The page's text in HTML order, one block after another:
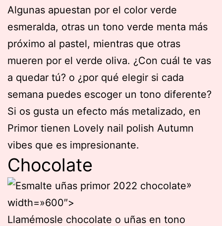
Algunas apuestan por el color verde
esmeralda, otras un tono verde menta más
próximo al pastel, mientras que otras
mueren por el verde oliva. ¿Con cuál te vas
a quedar tú? o ¿por qué elegir si cada
semana puedes escoger un tono diferente?
Si os gusta un efecto más metalizado, en
Primor tienen Lovely nail polish Autumn
vibes que es impresionante.
Chocolate
»
width=»600″>
Llamémosle chocolate o uñas en tono